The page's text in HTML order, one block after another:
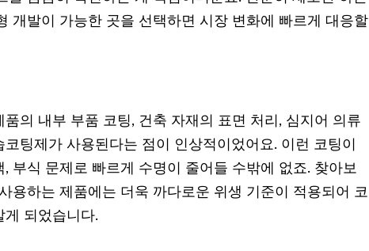
개발이 가능한 곳을 선택하면 시장 변화에 빠르게 대응할
의 내부 부품 코팅, 건축 자재의 표면 처리, 심지어 의류
팅제가 사용된다는 점이 인상적이었어요. 이런 코팅이
부식 문제로 빠르게 수명이 줄어들 수밖에 없죠. 찾아보
용하는 제품에는 더욱 까다로운 위생 기준이 적용되어 코
게 되었습니다.